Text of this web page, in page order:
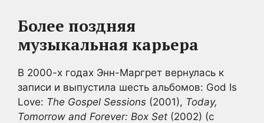
Более поздняя
музыкальная карьера
В 2000-х годах Энн-Маргрет вернулась к
записи и выпустила шесть альбомов: God Is
Love: The Gospel Sessions (2001), Today,
Tomorrow and Forever: Box Set (2002) (с